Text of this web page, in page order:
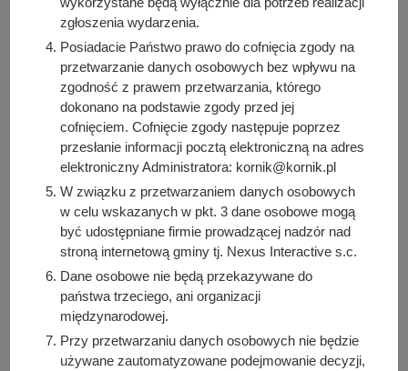
Gdzie?
Emka Bowling Borówiec, ul. Wiśniowa 15
Autor wpisu
Zgłoszone wydarzenie
Podziel się z innymi:
Facebook
E-mail
zgłoszenia wydarzenia.
Posiadacie Państwo prawo do cofnięcia zgody na
przetwarzanie danych osobowych bez wpływu na
zgodność z prawem przetwarzania, którego
dokonano na podstawie zgody przed jej
cofnięciem. Cofnięcie zgody następuje poprzez
przesłanie informacji pocztą elektroniczną na adres
elektroniczny Administratora: kornik@kornik.pl
W związku z przetwarzaniem danych osobowych
w celu wskazanych w pkt. 3 dane osobowe mogą
być udostępniane firmie prowadzącej nadzór nad
stroną internetową gminy tj. Nexus Interactive s.c.
Dane osobowe nie będą przekazywane do
państwa trzeciego, ani organizacji
międzynarodowej.
Przy przetwarzaniu danych osobowych nie będzie
używane zautomatyzowane podejmowanie decyzji,